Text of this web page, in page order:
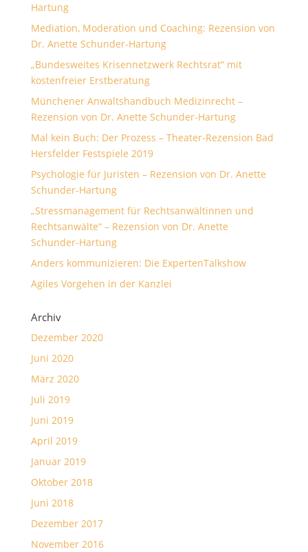
Hartung
Mediation, Moderation und Coaching: Rezension von
Dr. Anette Schunder-Hartung
„Bundesweites Krisennetzwerk Rechtsrat“ mit
kostenfreier Erstberatung
Münchener Anwaltshandbuch Medizinrecht –
Rezension von Dr. Anette Schunder-Hartung
Mal kein Buch: Der Prozess – Theater-Rezension Bad
Hersfelder Festspiele 2019
Psychologie für Juristen – Rezension von Dr. Anette
Schunder-Hartung
„Stressmanagement für Rechtsanwältinnen und
Rechtsanwälte“ – Rezension von Dr. Anette
Schunder-Hartung
Anders kommunizieren: Die ExpertenTalkshow
Agiles Vorgehen in der Kanzlei
Archiv
Dezember 2020
Juni 2020
März 2020
Juli 2019
Juni 2019
April 2019
Januar 2019
Oktober 2018
Juni 2018
Dezember 2017
November 2016